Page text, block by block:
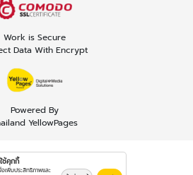
Work is Secure
Data With Encrypt
Powered By
YellowPages
ช้คุกกี้
อเพิ่มประสิทธิภาพและ